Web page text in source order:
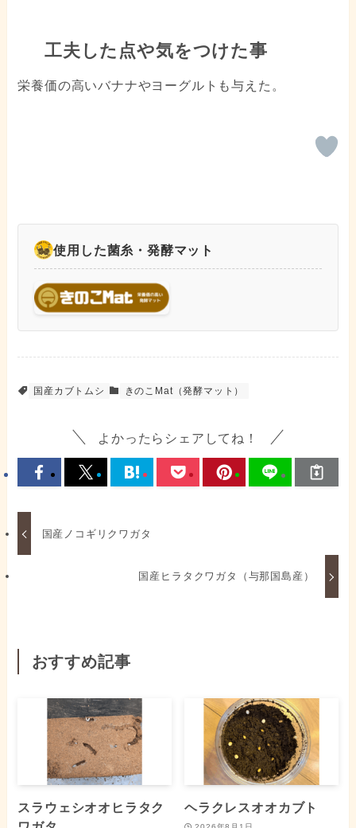
工夫した点や気をつけた事
栄養価の高いバナナやヨーグルトも与えた。
使用した菌糸・発酵マット
国産カブトムシ きのこMat（発酵マット）
よかったらシェアしてね！
国産ノコギリクワガタ
国産ヒラタクワガタ（与那国島産）
おすすめ記事
スラウェシオオヒラタク
ヘラクレスオオカブト